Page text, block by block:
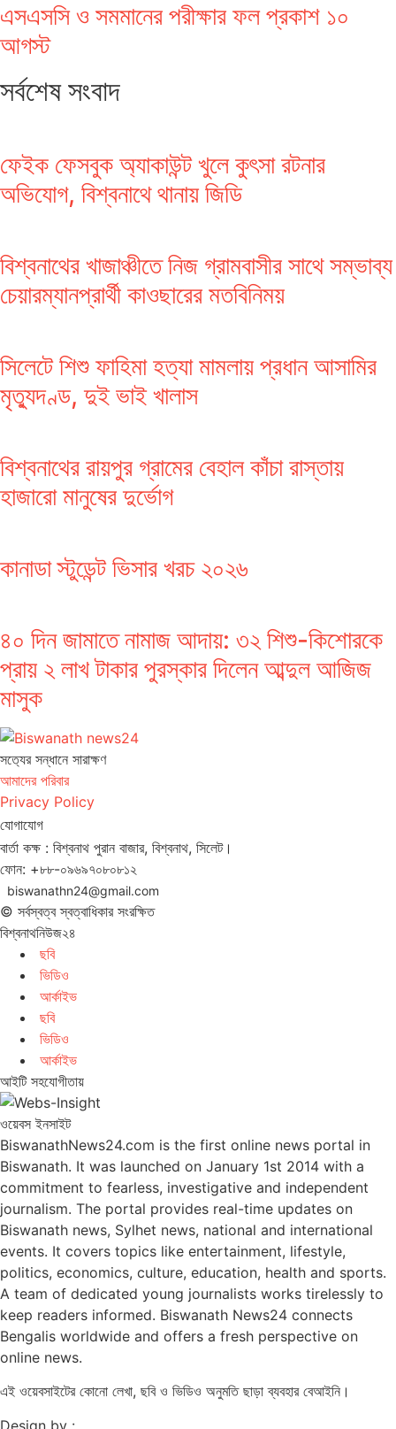
এসএসসি ও সমমানের পরীক্ষার ফল প্রকাশ ১০
আগস্ট
সর্বশেষ সংবাদ
ফেইক ফেসবুক অ্যাকাউন্ট খুলে কুৎসা রটনার
অভিযোগ, বিশ্বনাথে থানায় জিডি
বিশ্বনাথের খাজাঞ্চীতে নিজ গ্রামবাসীর সাথে সম্ভাব্য
চেয়ারম্যানপ্রার্থী কাওছারের মতবিনিময়
সিলেটে শিশু ফাহিমা হত্যা মামলায় প্রধান আসামির
মৃত্যুদণ্ড, দুই ভাই খালাস
বিশ্বনাথের রায়পুর গ্রামের বেহাল কাঁচা রাস্তায়
হাজারো মানুষের দুর্ভোগ
কানাডা স্টুডেন্ট ভিসার খরচ ২০২৬
৪০ দিন জামাতে নামাজ আদায়: ৩২ শিশু-কিশোরকে
প্রায় ২ লাখ টাকার পুরস্কার দিলেন আব্দুল আজিজ
মাসুক
সত‌্যের সন্ধানে সারাক্ষণ
আমাদের পরিবার
Privacy Policy
যোগাযোগ
বার্তা কক্ষ : বিশ্বনাথ পুরান বাজার, বিশ্বনাথ, সিলেট।
ফোন: +৮৮-০৯৬৯৭০৮০৮১২
biswanathn24@gmail.com
© সর্বস্বত্ব স্বত্বাধিকার সংরক্ষিত
বিশ্বনাথনিউজ২৪
ছবি
ভিডিও
আর্কাইভ
ছবি
ভিডিও
আর্কাইভ
আইটি সহযোগীতায়
ওয়েবস ইনসাইট
BiswanathNews24.com is the first online news portal in
Biswanath. It was launched on January 1st 2014 with a
commitment to fearless, investigative and independent
journalism. The portal provides real-time updates on
Biswanath news, Sylhet news, national and international
events. It covers topics like entertainment, lifestyle,
politics, economics, culture, education, health and sports.
A team of dedicated young journalists works tirelessly to
keep readers informed. Biswanath News24 connects
Bengalis worldwide and offers a fresh perspective on
online news.
এই ওয়েবসাইটের কোনো লেখা, ছবি ও ভিডিও অনুমতি ছাড়া ব্যবহার বেআইনি।
Design by :